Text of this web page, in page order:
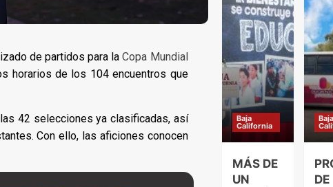
de partidos para laCopa Mundial
horarios de los 104 encuentros que
42 selecciones ya clasificadas, así
Con ello, las aficiones conocen
Baja
California
MÁS DE
UN
Baja
DE